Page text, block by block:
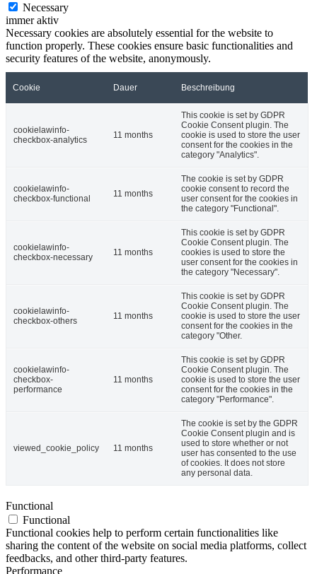
Necessary
immer aktiv
Necessary cookies are absolutely essential for the website to
function properly. These cookies ensure basic functionalities and
security features of the website, anonymously.
Cookie Dauer Beschreibung
cookielawinfo-
checkbox-analytics
11 months
This cookie is set by GDPR
Cookie Consent plugin. The
cookie is used to store the user
consent for the cookies in the
category "Analytics".
cookielawinfo-
checkbox-functional
11 months
The cookie is set by GDPR
cookie consent to record the
user consent for the cookies in
the category "Functional".
cookielawinfo-
checkbox-necessary
11 months
This cookie is set by GDPR
Cookie Consent plugin. The
cookies is used to store the
user consent for the cookies in
the category "Necessary".
cookielawinfo-
checkbox-others
11 months
This cookie is set by GDPR
Cookie Consent plugin. The
cookie is used to store the user
consent for the cookies in the
category "Other.
cookielawinfo-
checkbox-
performance
11 months
This cookie is set by GDPR
Cookie Consent plugin. The
cookie is used to store the user
consent for the cookies in the
category "Performance".
viewed_cookie_policy 11 months
The cookie is set by the GDPR
Cookie Consent plugin and is
used to store whether or not
user has consented to the use
of cookies. It does not store
any personal data.
Functional
Functional
Functional cookies help to perform certain functionalities like
sharing the content of the website on social media platforms, collect
feedbacks, and other third-party features.
Performance